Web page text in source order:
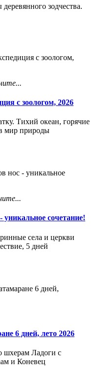
зодчества.
с зоологом, 2026
Тихий океан, горячие
мир природы
сочетание!
села и церкви
5 дней
6 дней, лето 2026
шхерам Ладоги с
и Коневец